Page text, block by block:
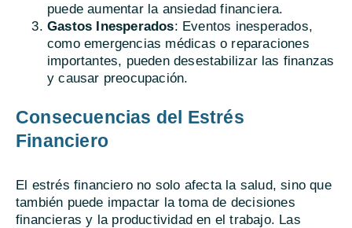
puede aumentar la ansiedad financiera.
Gastos Inesperados: Eventos inesperados,
como emergencias médicas o reparaciones
importantes, pueden desestabilizar las finanzas
y causar preocupación.
Consecuencias del Estrés
Financiero
El estrés financiero no solo afecta la salud, sino que
también puede impactar la toma de decisiones
financieras y la productividad en el trabajo. Las